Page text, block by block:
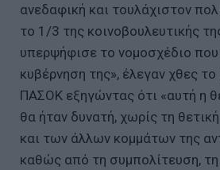
ανεδαφική και τουλάχιστον
το 1/3 της κοινοβουλευτικής
υπερψήφισε το νομοσχέδιο που
κυβέρνηση της», έλεγαν χθες
ΠΑΣΟΚ εξηγώντας ότι «αυτή η
θα ήταν δυνατή, χωρίς τη
και των άλλων κομμάτων της
καθώς από τη συμπολίτευση,